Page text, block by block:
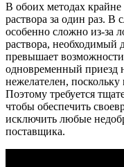
В обоих методах крайне
раствора за один раз. В
особенно сложно из-за
раствора, необходимый
превышает
одновременный приезд
нежелателен,
Поэтому требуется
чтобы обеспечить
исключить любые
поставщика.